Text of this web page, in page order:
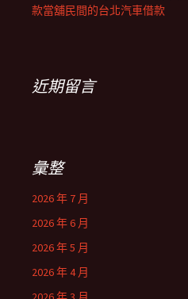
款當舖民間的台北汽車借款
近期留言
彙整
2026 年 7 月
2026 年 6 月
2026 年 5 月
2026 年 4 月